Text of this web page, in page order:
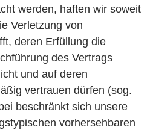
werden, haften wir soweit
Verletzung von
deren Erfüllung die
des Vertrags
und auf deren
vertrauen dürfen (sog.
beschränkt sich unsere
vorhersehbaren